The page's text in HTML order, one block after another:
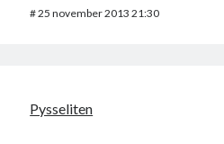
#25 november 2013 21:30
Pysseliten